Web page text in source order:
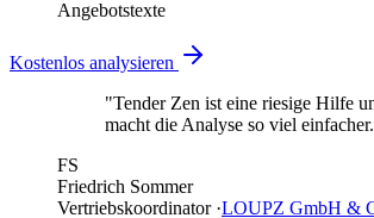
Angebotstexte
Kostenlos analysieren
"Tender Zen ist eine riesige Hilfe
macht die Analyse so viel
FS
Friedrich Sommer
Vertriebskoordinator ·LOUPZ GmbH &